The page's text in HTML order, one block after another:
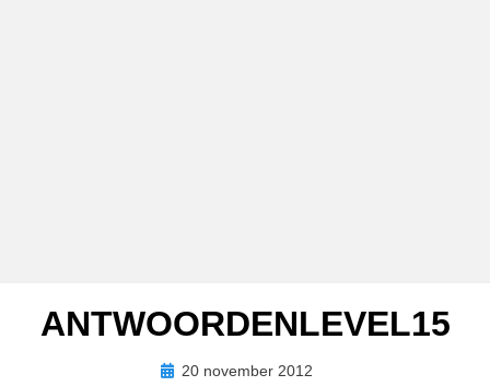
ANTWOORDENLEVEL15
Geplaatst
20 november 2012